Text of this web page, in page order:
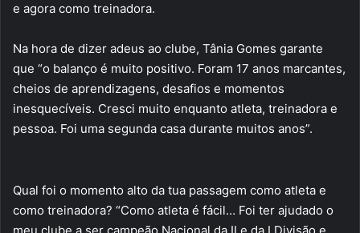
e agora como treinadora.
Na hora de dizer adeus ao clube, Tânia Gomes garante
que “o balanço é muito positivo. Foram 17 anos marcantes,
cheios de aprendizagens, desafios e momentos
inesquecíveis. Cresci muito enquanto atleta, treinadora e
pessoa. Foi uma segunda casa durante muitos anos”.
Qual foi o momento alto da tua passagem como atleta e
como treinadora? “Como atleta é fácil… Foi ter ajudado o
meu clube a ser campeão Nacional da II e da I Divisão e